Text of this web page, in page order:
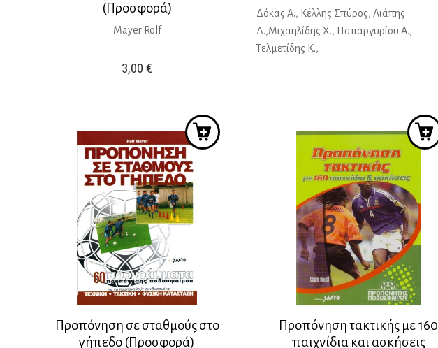
(Προσφορά)
Mayer Rolf
3,00€
Δόκας Α., Κέλλης Σπύρος, Λιάπης
Δ.,Μιχαηλίδης Χ., Παπαργυρίου Α.,
Τελμετίδης Κ.,
Προπόνηση σε σταθμούς στο
γήπεδο (Προσφορά)
Προπόνηση τακτικής με 160
παιχνίδια και ασκήσεις